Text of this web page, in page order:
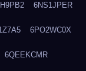
6NS1JPER
6PO2WC0X
6QEEKCMR